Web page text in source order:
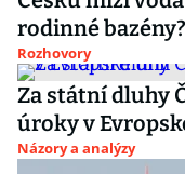
rodinné bazény?
Rozhovory
Za státní dluhy
úroky v
Názory a analýzy